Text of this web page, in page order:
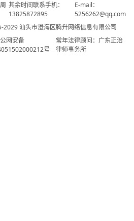
其余时间联系手机：
13825872895
E-mail：
5256262@qq.com
汕头市澄海区腾升网络信息有限公司
网安备
号
常年法律顾问：广东正治
律师事务所